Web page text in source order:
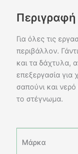
Περιγραφή
Για όλες τις
περιβάλλον.
και τα δάχτυλα,
επεξεργασία
σαπούνι και
το στέγνωμα.
Μάρκα